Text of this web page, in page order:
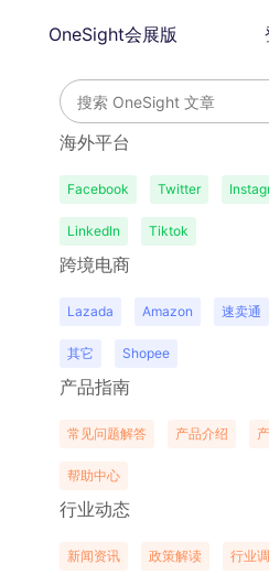
OneSight会展版
海外平台
Facebook Twitter
LinkedIn Tiktok
跨境电商
Lazada Amazon 速卖通
其它 Shopee
产品指南
常见问题解答 产品介绍
帮助中心
行业动态
新闻资讯 政策解读 行业